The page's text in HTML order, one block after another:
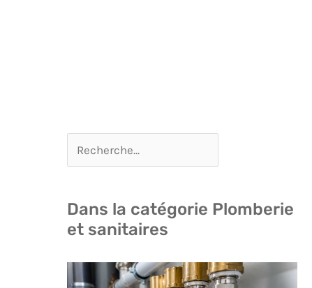
Dans la catégorie Plomberie
et sanitaires